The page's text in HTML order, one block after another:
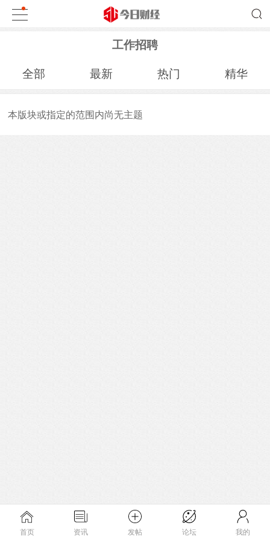
工作招聘
全部 最新 热门 精华
本版块或指定的范围内尚无主题
首页 资讯 发帖 论坛 我的